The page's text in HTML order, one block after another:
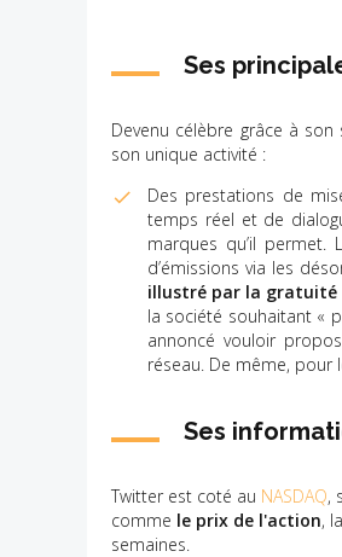
Ses
Devenu célèbre grâce à son
son unique activité :
Des prestations de
temps réel et de
marques qu’il
d’émissions via les
illustré par la gratuité
la société souhaitant «
annoncé vouloir
réseau. De même, pour
Ses
Twitter est coté au NASDAQ,
comme le prix de l'action,
semaines.